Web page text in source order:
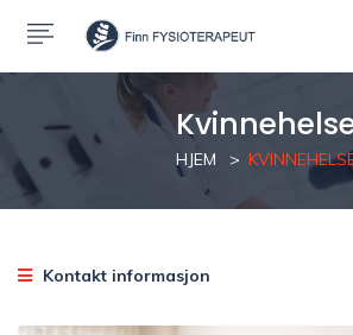
HJEM
Kontakt informasjon